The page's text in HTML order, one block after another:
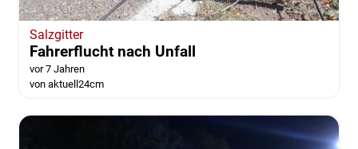
Salzgitter
Fahrerflucht nach Unfall
vor 7 Jahren
von aktuell24cm